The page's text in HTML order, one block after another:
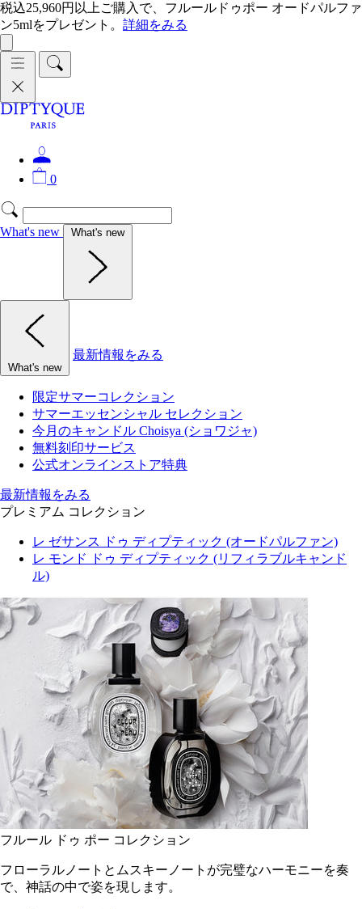
税込25,960円以上ご購入で、フルールドゥポー オードパルファ
ン5mlをプレゼント。 詳細をみる
0
What's new What's new
What's new
最新情報をみる
限定サマーコレクション
サマーエッセンシャル セレクション
今月のキャンドル Choisya (ショワジャ)
無料刻印サービス
公式オンラインストア特典
最新情報をみる
プレミアム コレクション
レ ゼサンス ドゥ ディプティック (オードパルファン)
レ モンド ドゥ ディプティック (リフィラブルキャンド
ル)
フルール ドゥ ポー コレクション
フローラルノートとムスキーノートが完璧なハーモニーを奏
で、神話の中で姿を現します。